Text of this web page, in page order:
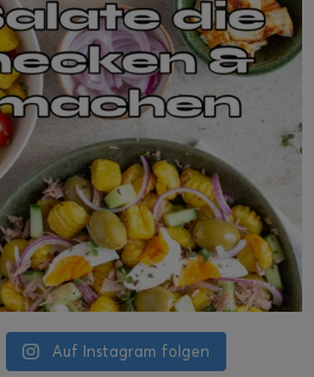
Auf Instagram folgen